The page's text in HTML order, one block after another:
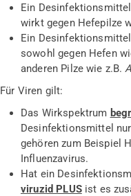
Ein
wirkt gegen Hefepilze
Ein
sowohl gegen Hefen
anderen Pilze wie z.B.
Für Viren gilt:
Das Wirkspektrum
Desinfektionsmittel
gehören zum Beispiel
Influenzavirus.
Hat ein
viruzid PLUSist es